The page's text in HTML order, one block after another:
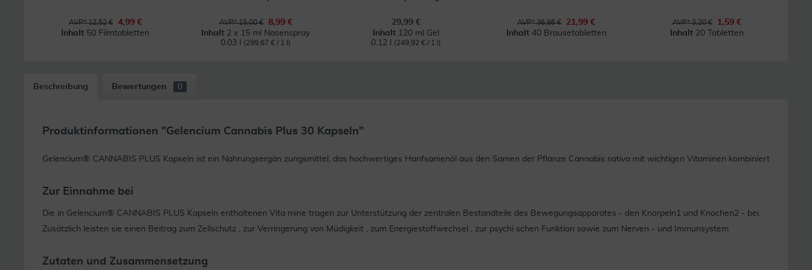
AVP* 12,52 €
4,99 €
Inhalt 50 Filmtabletten
AVP* 15,00 €
8,99 €
Inhalt 2 x 15 ml Nasenspray
0.03 l
(299,67 € / 1 l)
29,99 €
Inhalt 120 ml Gel
0.12 l
(249,92 € / 1 l)
AVP* 36,96 €
21,99 €
Inhalt 40 Brausetabletten
AVP* 3,20 €
1,59 €
Inhalt 20 Tabletten
Beschreibung Bewertungen 0
Produktinformationen "Gelencium Cannabis Plus 30 Kapseln"
Gelencium® CANNABIS PLUS Kapseln ist ein Nahrungsergän zungsmittel, das hochwertiges Hanfsamenöl aus den Samen der Pflanze Cannabis sativa mit wichtigen Vitaminen kombiniert
Zur Einnahme bei
Die in Gelencium® CANNABIS PLUS Kapseln enthaltenen Vita mine tragen zur Unterstützung der zentralen Bestandteile des Bewegungsapparates - den Knorpeln1 und Knochen2 - bei.
Zusätzlich leisten sie einen Beitrag zum Zellschutz , zur Verringerung von Müdigkeit , zum Energiestoffwechsel , zur psychi schen Funktion sowie zum Nerven - und Immunsystem
Zutaten und Zusammensetzung